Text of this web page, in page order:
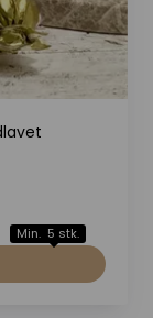
Min. 5 stk.